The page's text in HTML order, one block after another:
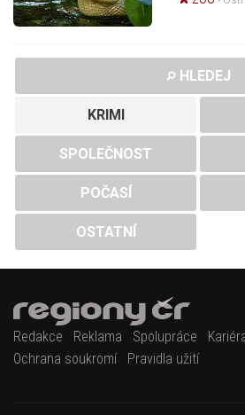
HLEDEJ
KRIMI
SPOLEČNOST
POČASÍ
OSTATNÍ
Redakce Reklama Spolupráce
Ochrana soukromí
Pravidla užití